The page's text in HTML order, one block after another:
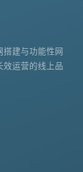
搭建与功能性网
效运营的线上品